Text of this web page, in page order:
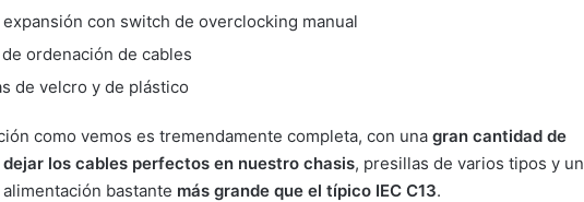
con switch de overclocking manual
ordenación de cables
de velcro y de plástico
como vemos es tremendamente completa, con una gran cantidad de
dejar los cables perfectos en nuestro chasis, presillas de varios tipos y un
bastante más grande que el típico IEC C13.